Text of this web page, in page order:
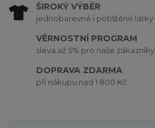
ŠIROKÝ VÝBĚR
jednobarevné i potištěné látky
VĚRNOSTNÍ PROGRAM
sleva až 5% pro naše zákazníky
DOPRAVA ZDARMA
při nákupu nad 1 800 Kč